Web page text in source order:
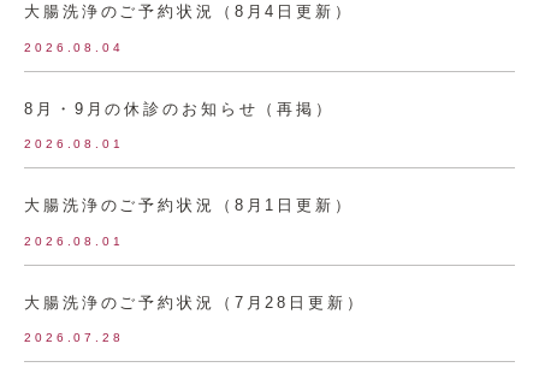
大腸洗浄のご予約状況（8月4日更新）
2026.08.04
8月・9月の休診のお知らせ（再掲）
2026.08.01
大腸洗浄のご予約状況（8月1日更新）
2026.08.01
大腸洗浄のご予約状況（7月28日更新）
2026.07.28